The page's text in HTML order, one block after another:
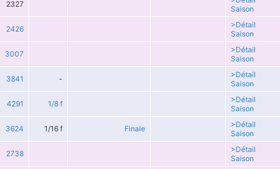
2327
Saison
2426
>Détail
Saison
3007
>Détail
Saison
3841 -
>Détail
Saison
4291 1/8 f
>Détail
Saison
3624 1/16 f Finale
>Détail
Saison
2738
>Détail
Saison